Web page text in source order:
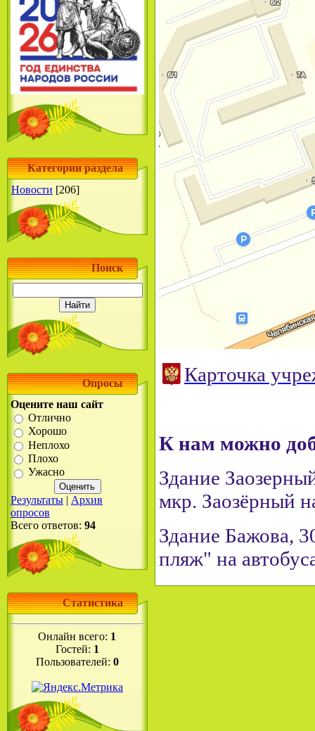
Категории раздела
Новости [206]
Поиск
Опросы
Оцените наш сайт
Отлично
Хорошо
Неплохо
Плохо
Ужасно
Результаты | Архив
опросов
Всего ответов: 94
Статистика
Онлайн всего: 1
Гостей: 1
Пользователей: 0
Карточка
К нам можно
Здание
мкр. Заозёрный
Здание Бажова,
пляж" на